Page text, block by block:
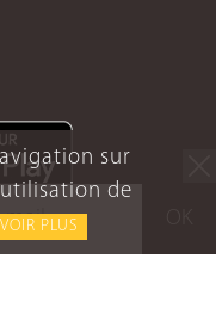
sur
de
PLUS